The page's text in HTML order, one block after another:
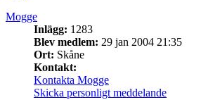
Mogge
Inlägg: 1283
Blev medlem: 29 jan 2004 21:35
Ort: Skåne
Kontakt:
Kontakta Mogge
Skicka personligt meddelande